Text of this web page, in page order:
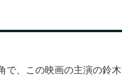
、この映画の主演の鈴